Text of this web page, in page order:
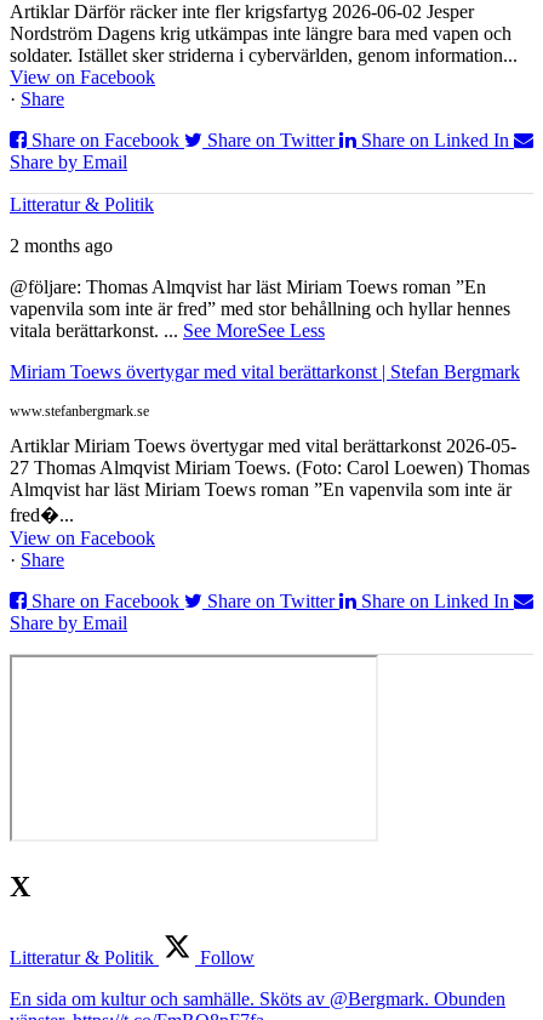
Artiklar Därför räcker inte fler krigsfartyg 2026-06-02 Jesper
Nordström Dagens krig utkämpas inte längre bara med vapen och
soldater. Istället sker striderna i cybervärlden, genom information...
View on Facebook
· Share
Share on Facebook
Share on Twitter
Share on Linked In
Share by Email
Litteratur & Politik
2 months ago
@följare: Thomas Almqvist har läst Miriam Toews roman ”En
vapenvila som inte är fred” med stor behållning och hyllar hennes
vitala berättarkonst. ... See MoreSee Less
Miriam Toews övertygar med vital berättarkonst | Stefan Bergmark
www.stefanbergmark.se
Artiklar Miriam Toews övertygar med vital berättarkonst 2026-05-
27 Thomas Almqvist Miriam Toews. (Foto: Carol Loewen) Thomas
Almqvist har läst Miriam Toews roman ”En vapenvila som inte är
fred�...
View on Facebook
· Share
Share on Facebook
Share on Twitter
Share on Linked In
Share by Email
X
Litteratur & Politik
Follow
En sida om kultur och samhälle. Sköts av @Bergmark. Obunden